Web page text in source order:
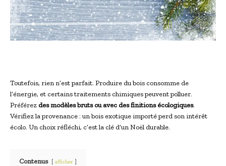
Toutefois, rien n’est parfait. Produire du bois consomme de
l’énergie, et certains traitements chimiques peuvent polluer.
Préférez des modèles bruts ou avec des finitions écologiques.
Vérifiez la provenance : un bois exotique importé perd son intérêt
écolo. Un choix réfléchi, c’est la clé d’un Noël durable.
Contenus afficher